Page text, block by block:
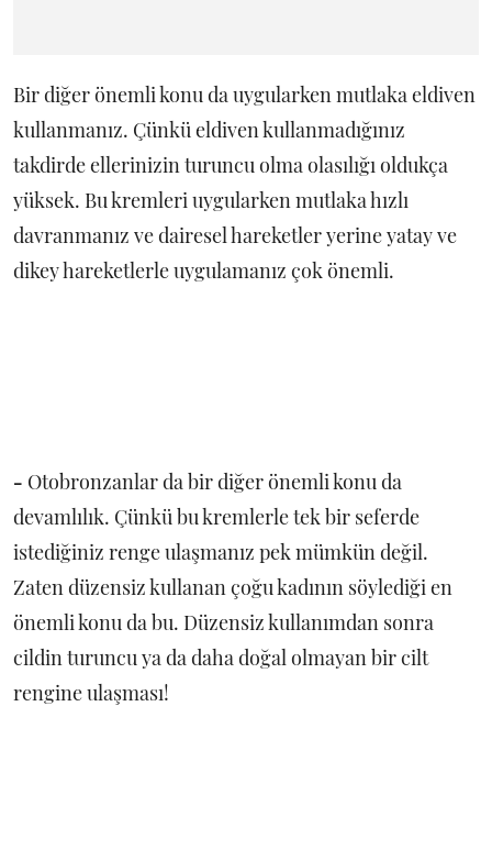
Bir diğer önemli konu da uygularken mutlaka eldiven
kullanmanız. Çünkü eldiven kullanmadığınız
takdirde ellerinizin turuncu olma olasılığı oldukça
yüksek. Bu kremleri uygularken mutlaka hızlı
davranmanız ve dairesel hareketler yerine yatay ve
dikey hareketlerle uygulamanız çok önemli.
- Otobronzanlar da bir diğer önemli konu da
devamlılık. Çünkü bu kremlerle tek bir seferde
istediğiniz renge ulaşmanız pek mümkün değil.
Zaten düzensiz kullanan çoğu kadının söylediği en
önemli konu da bu. Düzensiz kullanımdan sonra
cildin turuncu ya da daha doğal olmayan bir cilt
rengine ulaşması!